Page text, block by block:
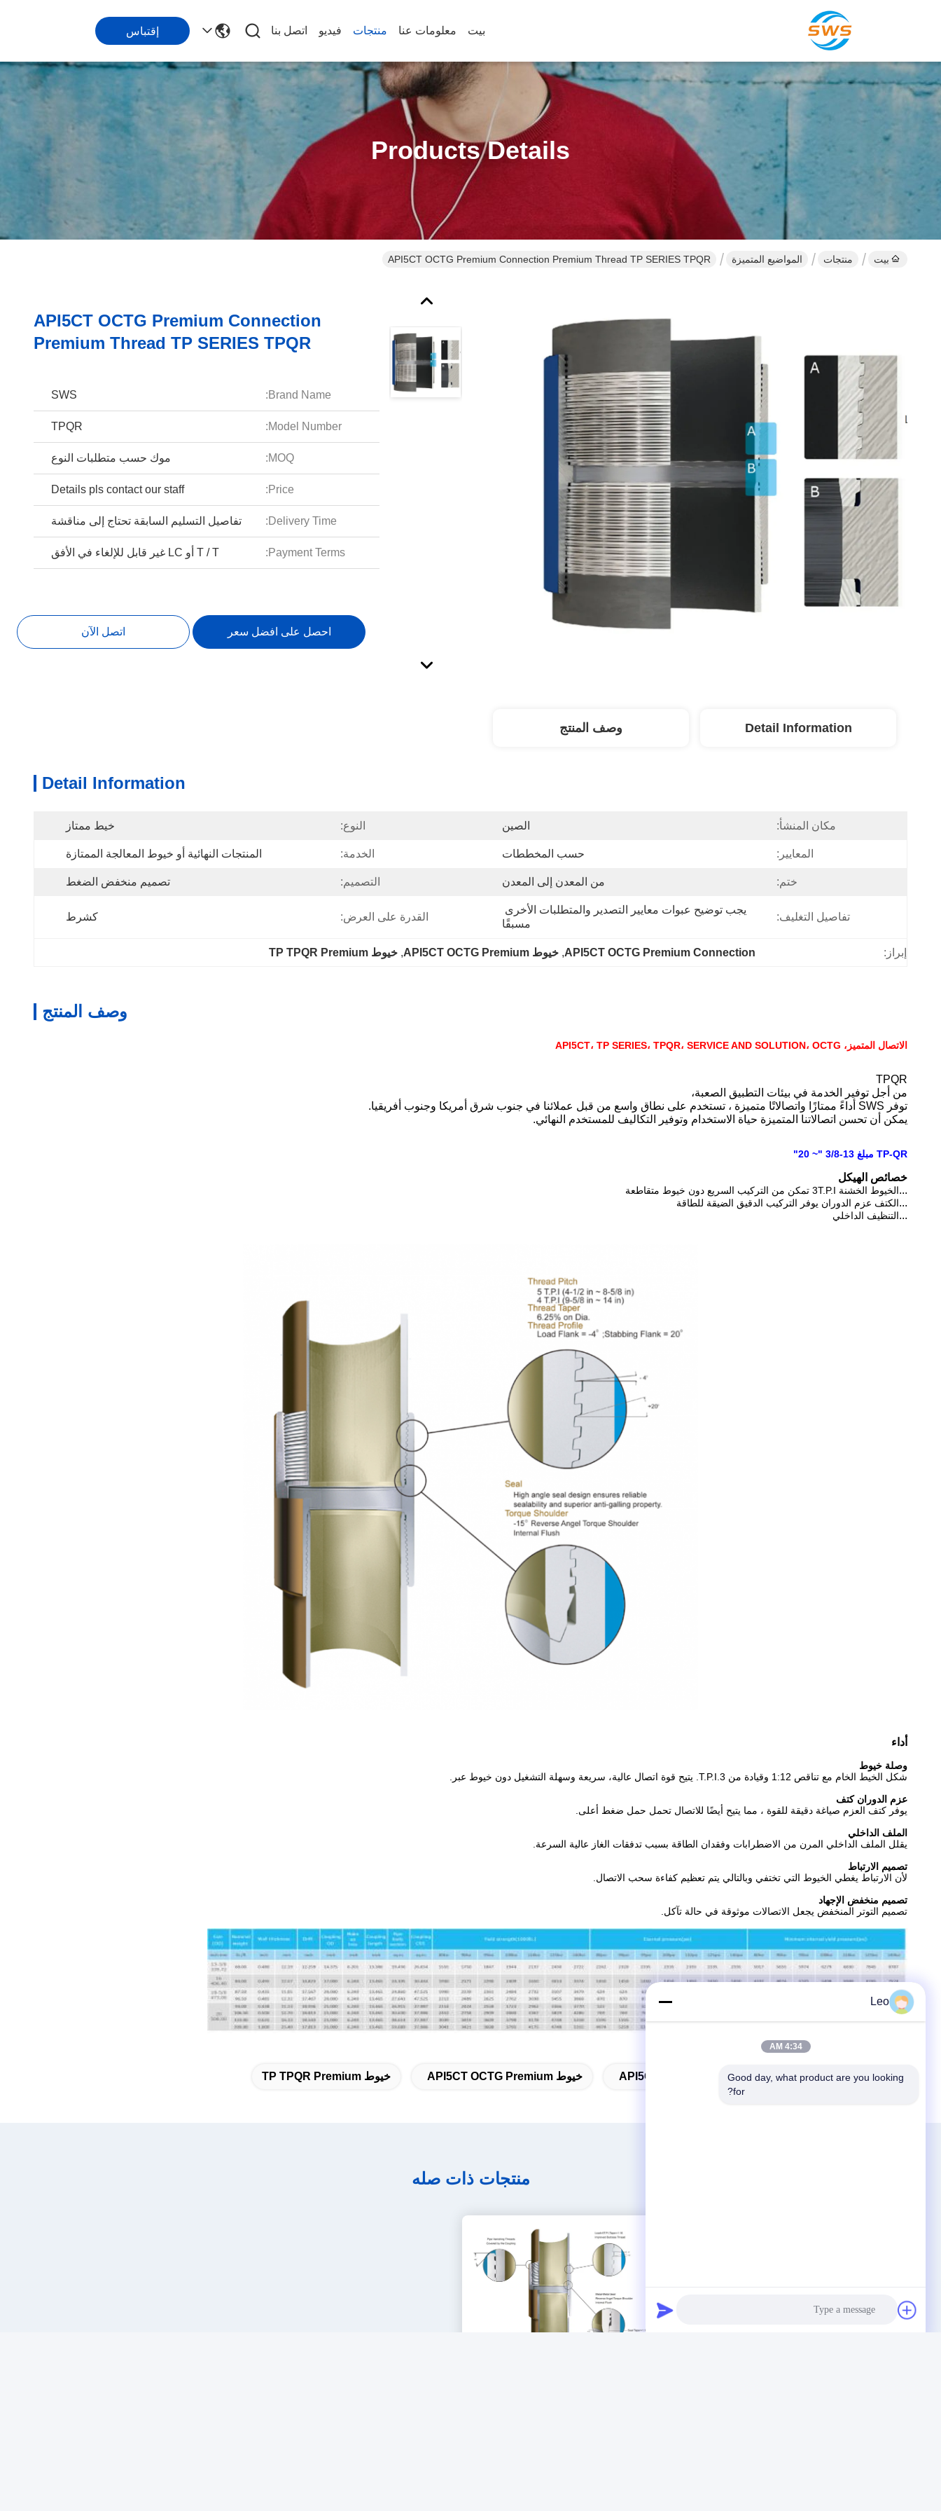
بيت معلومات عنا منتجات فيديو اتصل بنا إقتباس
Products Details
بيت منتجات المواضيع المتميزة API5CT OCTG Premium Connection Premium Thread TP SERIES TPQR
API5CT OCTG Premium Connection
Premium Thread TP SERIES TPQR
Brand Name:
SWS
Model Number:
TPQR
MOQ: موك حسب متطلبات النوع
Price:
Details pls contact our staff
Delivery Time: تفاصيل التسليم السابقة تحتاج إلى مناقشة
Payment Terms: T / T أو LC غير قابل للإلغاء في الأفق
احصل على افضل سعر اتصل الآن
Detail Information وصف المنتج
Detail Information
مكان المنشأ: الصين النوع: خيط ممتاز
المعايير: حسب المخططات الخدمة: المنتجات النهائية أو خيوط المعالجة الممتازة
ختم: من المعدن إلى المعدن التصميم: تصميم منخفض الضغط
تفاصيل التغليف:
مسبقًا
القدرة على العرض: كشرط
إبراز: API5CT OCTG Premium Connection
, خيوط API5CT OCTG Premium , خيوط TP TPQR Premium
وصف المنتج
الاتصال المتميز، API5CT، TP SERIES، TPQR، SERVICE AND SOLUTION، OCTG
TPQR
من أجل توفير الخدمة في بيئات التطبيق الصعبة،
توفر SWS أداءً ممتازًا واتصالاتًا متميزة ، تستخدم على نطاق واسع من قبل عملائنا في جنوب شرق أمريكا وجنوب أفريقيا.
يمكن أن تحسن اتصالاتنا المتميزة حياة الاستخدام وتوفير التكاليف للمستخدم النهائي.
TP-QR مبلغ 13-3/8 "~ 20"
خصائص الهيكل
...الخيوط الخشنة 3T.P.I تمكن من التركيب السريع دون خيوط متقاطعة
...الكتف عزم الدوران يوفر التركيب الدقيق الضيقة للطاقة
...التنظيف الداخلي
أداء
وصلة خيوط
شكل الخيط الخام مع تناقص 1:12 وقيادة من 3.T.P.I. يتيح قوة اتصال عالية، سريعة وسهلة التشغيل دون خيوط عبر.
عزم الدوران كتف
يوفر كتف العزم صياغة دقيقة للقوة ، مما يتيح أيضًا للاتصال تحمل حمل ضغط أعلى.
الملف الداخلي
يقلل الملف الداخلي المرن من الاضطرابات وفقدان الطاقة بسبب تدفقات الغاز عالية السرعة.
تصميم الارتباط
لأن الارتباط يغطي الخيوط التي تختفي وبالتالي يتم تعظيم كفاءة سحب الاتصال.
تصميم منخفض الإجهاد
تصميم التوتر المنخفض يجعل الاتصالات موثوقة في حالة تآكل.
العلامات: API5CT OCTG Premium Connection خيوط API5CT OCTG Premium خيوط TP TPQR Premium
منتجات ذات صله
Leo
4:34 AM
Good day, what product are you looking
for?